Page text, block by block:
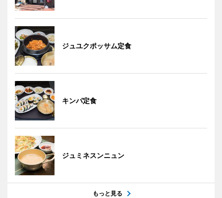
ジュユクポッサム定食
キンパ定食
ジュミネスンニュン
もっと見る